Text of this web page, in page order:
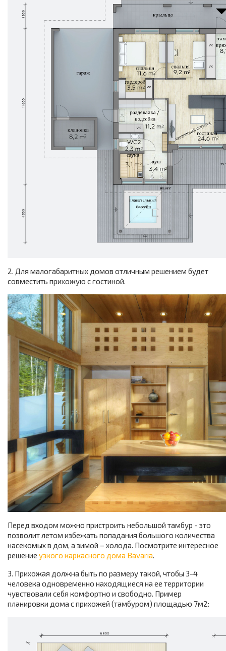
2. Для малогабаритных домов отличным решением будет
совместить прихожую с гостиной.
Перед входом можно пристроить небольшой тамбур - это
позволит летом избежать попадания большого количества
насекомых в дом, а зимой – холода. Посмотрите интересное
решение узкого каркасного дома Bavaria
3. Прихожая должна быть по размеру такой, чтобы 3-4
человека одновременно находящиеся на ее территории
чувствовали себя комфортно и свободно. Пример
планировки дома с прихожей (тамбуром) площадью 7м2: